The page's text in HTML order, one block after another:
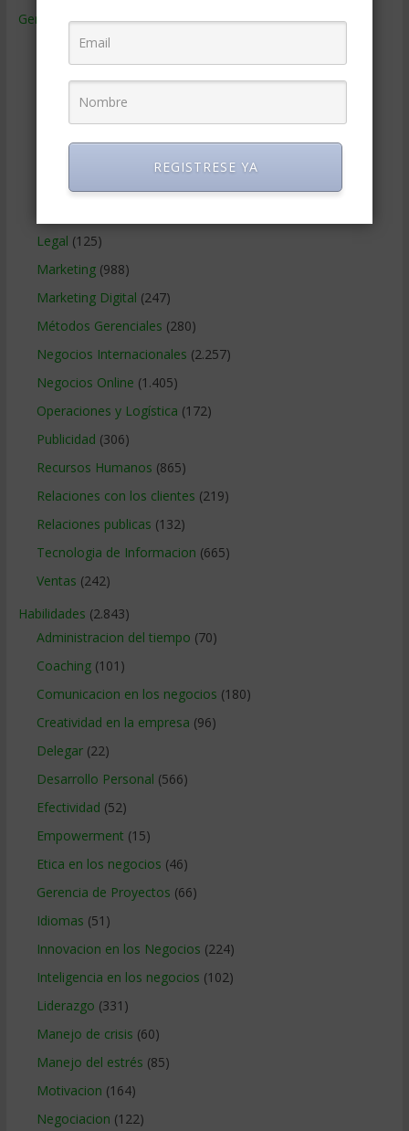
Gerencia(9.477)
Ciencias Económicas
Educacion Gerencial
Estrategia Empresarial(304)
Gerencia social y ambiental
Legal (125)
Marketing(988)
Marketing Digital (247)
Métodos Gerenciales (280)
Negocios Internacionales (2.257)
Negocios Online (1.405)
Operaciones y Logística (172)
Publicidad (306)
Recursos Humanos (865)
Relaciones con los clientes (219)
Relaciones publicas (132)
Tecnologia de Informacion (665)
Ventas (242)
Habilidades (2.843)
Administracion del tiempo (70)
Coaching(101)
Comunicacion en los negocios (180)
Creatividad en la empresa (96)
Delegar(22)
Desarrollo Personal (566)
Efectividad (52)
Empowerment (15)
Etica en los negocios (46)
Gerencia de Proyectos (66)
Idiomas (51)
Innovacion en los Negocios (224)
Inteligencia en los negocios (102)
Liderazgo (331)
Manejo de crisis (60)
Manejo del estrés (85)
Motivacion (164)
Negociacion (122)
REGISTRESE YA